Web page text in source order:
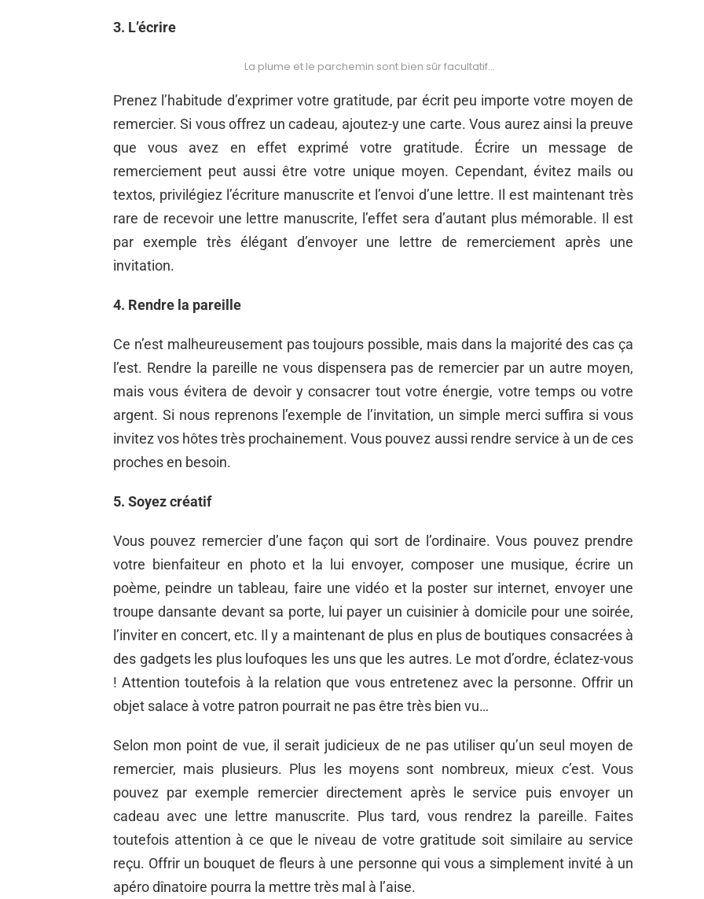
3. L’écrire
La plume et le parchemin sont bien sûr facultatif…
Prenez l’habitude d’exprimer votre gratitude, par écrit peu importe votre moyen de
remercier. Si vous offrez un cadeau, ajoutez-y une carte. Vous aurez ainsi la preuve
que vous avez en effet exprimé votre gratitude. Écrire un message de
remerciement peut aussi être votre unique moyen. Cependant, évitez mails ou
textos, privilégiez l’écriture manuscrite et l’envoi d’une lettre. Il est maintenant très
rare de recevoir une lettre manuscrite, l’effet sera d’autant plus mémorable. Il est
par exemple très élégant d’envoyer une lettre de remerciement après une
invitation.
4. Rendre la pareille
Ce n’est malheureusement pas toujours possible, mais dans la majorité des cas ça
l’est. Rendre la pareille ne vous dispensera pas de remercier par un autre moyen,
mais vous évitera de devoir y consacrer tout votre énergie, votre temps ou votre
argent. Si nous reprenons l’exemple de l’invitation, un simple merci suffira si vous
invitez vos hôtes très prochainement. Vous pouvez aussi rendre service à un de ces
proches en besoin.
5. Soyez créatif
Vous pouvez remercier d’une façon qui sort de l’ordinaire. Vous pouvez prendre
votre bienfaiteur en photo et la lui envoyer, composer une musique, écrire un
poème, peindre un tableau, faire une vidéo et la poster sur internet, envoyer une
troupe dansante devant sa porte, lui payer un cuisinier à domicile pour une soirée,
l’inviter en concert, etc. Il y a maintenant de plus en plus de boutiques consacrées à
des gadgets les plus loufoques les uns que les autres. Le mot d’ordre, éclatez-vous
! Attention toutefois à la relation que vous entretenez avec la personne. Offrir un
objet salace à votre patron pourrait ne pas être très bien vu…
Selon mon point de vue, il serait judicieux de ne pas utiliser qu’un seul moyen de
remercier, mais plusieurs. Plus les moyens sont nombreux, mieux c’est. Vous
pouvez par exemple remercier directement après le service puis envoyer un
cadeau avec une lettre manuscrite. Plus tard, vous rendrez la pareille. Faites
toutefois attention à ce que le niveau de votre gratitude soit similaire au service
reçu. Offrir un bouquet de fleurs à une personne qui vous a simplement invité à un
apéro dînatoire pourra la mettre très mal à l’aise.